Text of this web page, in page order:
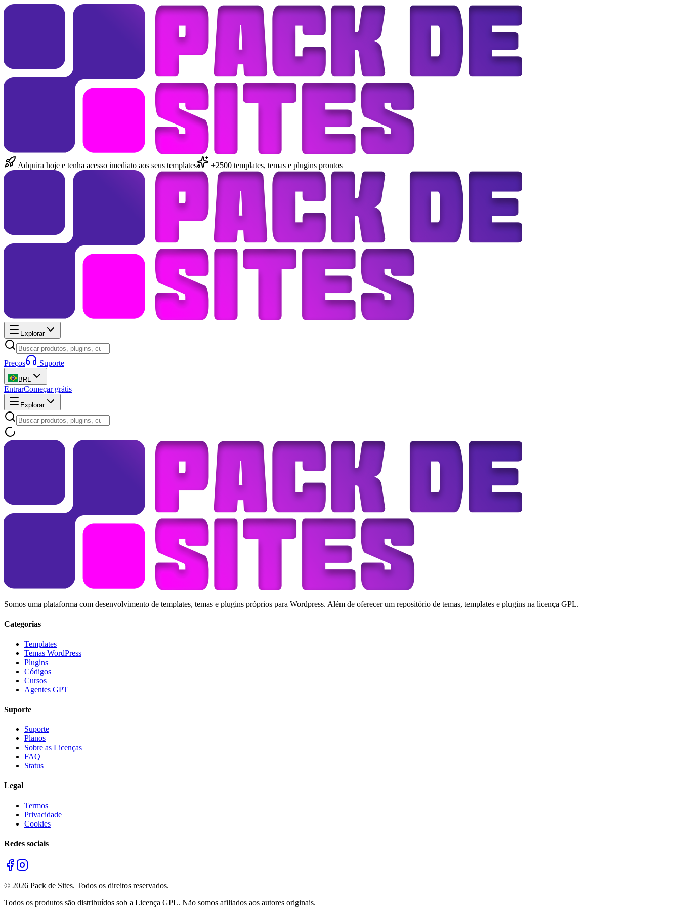
Adquira hoje e tenha acesso imediato aos seus templates +2500 templates, temas e plugins prontos
Explorar
Preços Suporte
BRL
EntrarComeçar grátis
Explorar
Somos uma plataforma com desenvolvimento de templates, temas e plugins próprios para Wordpress. Além de oferecer um repositório de temas, templates e plugins na licença GPL.
Categorias
Templates
Temas WordPress
Plugins
Códigos
Cursos
Agentes GPT
Suporte
Suporte
Planos
Sobre as Licenças
FAQ
Status
Legal
Termos
Privacidade
Cookies
Redes sociais
© 2026 Pack de Sites. Todos os direitos reservados.
Todos os produtos são distribuídos sob a Licença GPL. Não somos afiliados aos autores originais.